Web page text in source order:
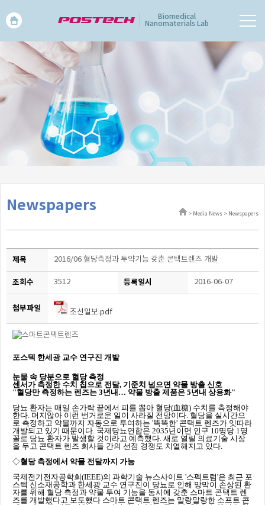
Biomedical
Nanomaterials Lab
Newspapers > Media News > Newspapers
제목 2016/06 혈당측정과 투약기능 갖춘 콘택트렌즈 개발
조회수 3512 등록일시 2016-06-07
첨부파일 조선일보.pdf
포스텍 한세광 교수 연구진 개발
눈물 속 당분으로 혈당 측정
센서가 측정한 수치 칩으로 전달, 기준치 넘으면 약물 방출 신호
"혈당만 측정하는 렌즈는 3년내… 약물 방출 제품은 5년내 상용화"
당뇨 환자는 매일 손가락 끝에서 피를 뽑아 혈당(血糖) 수치를 측정해야
한다. 머지않아 이런 번거로운 일이 사라질 전망이다. 혈당을 실시간으
로 측정하고 약물까지 자동으로 투여하는 '똑똑한' 콘택트 렌즈가 잇따라
개발되고 있기 때문이다. 국제당뇨연합은 2035년이면 인구 10명당 1명
꼴로 당뇨 환자가 발생할 것이라고 예측했다. 새로 열릴 의료기술 시장
을 두고 콘택트 렌즈 회사들 간의 선점 경쟁도 치열해지고 있다.
◇혈당 측정에서 약물 전달까지 가능
국제전기전자공학회(IEEE)의 과학기술 뉴스사이트 '스펙트럼'은 최근 포
스텍 신소재공학과 한세광 교수 연구진이 당뇨로 인해 망막이 손상된 환
자를 위해 혈당 측정과 약물 투여 기능을 동시에 갖춘 스마트 콘택트 렌
즈를 개발했다고 보도했다 스마트 콘택트 렌즈는 말랑말랑한 소프트 콘